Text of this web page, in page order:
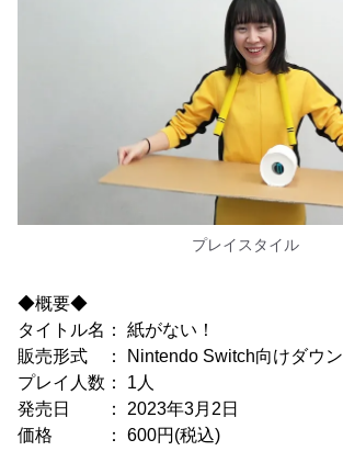
プレイスタイル
◆概要◆
タイトル名： 紙がない！
販売形式 ： Nintendo Switch向けダウン
プレイ人数： 1人
発売日 ： 2023年3月2日
価格 ： 600円(税込)